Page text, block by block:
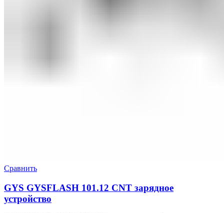
Сравнить
GYS GYSFLASH 101.12 CNT зарядное
устройство